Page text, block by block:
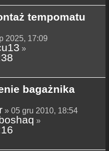
tempomatu
2025, 17:09
»
bagażnika
» 05 gru 2010, 18:54
»